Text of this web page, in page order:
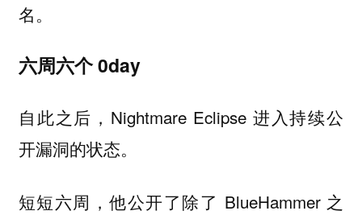
名。
六周六个 0day
自此之后，Nightmare Eclipse 进入持续公
开漏洞的状态。
短短六周，他公开了除了 BlueHammer 之